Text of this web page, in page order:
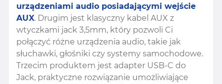
urządzeniami audio posiadającymi wejście
AUX. Drugim jest klasyczny kabel AUX z
wtyczkami jack 3,5mm, który pozwoli Ci
połączyć różne urządzenia audio, takie jak
słuchawki, głośniki czy systemy samochodowe.
Trzecim produktem jest adapter USB-C do
Jack, praktyczne rozwiązanie umożliwiające